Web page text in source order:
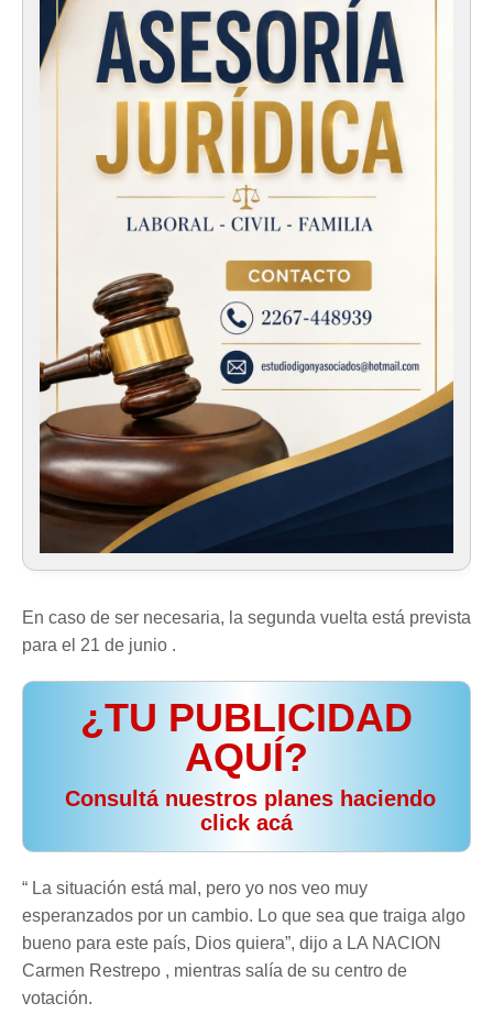
En caso de ser necesaria, la segunda vuelta está prevista
para el 21 de junio .
¿TU PUBLICIDAD
AQUÍ?
️ Consultá nuestros planes haciendo
click acá
“ La situación está mal, pero yo nos veo muy
esperanzados por un cambio. Lo que sea que traiga algo
bueno para este país, Dios quiera”, dijo a LA NACION
Carmen Restrepo , mientras salía de su centro de
votación.